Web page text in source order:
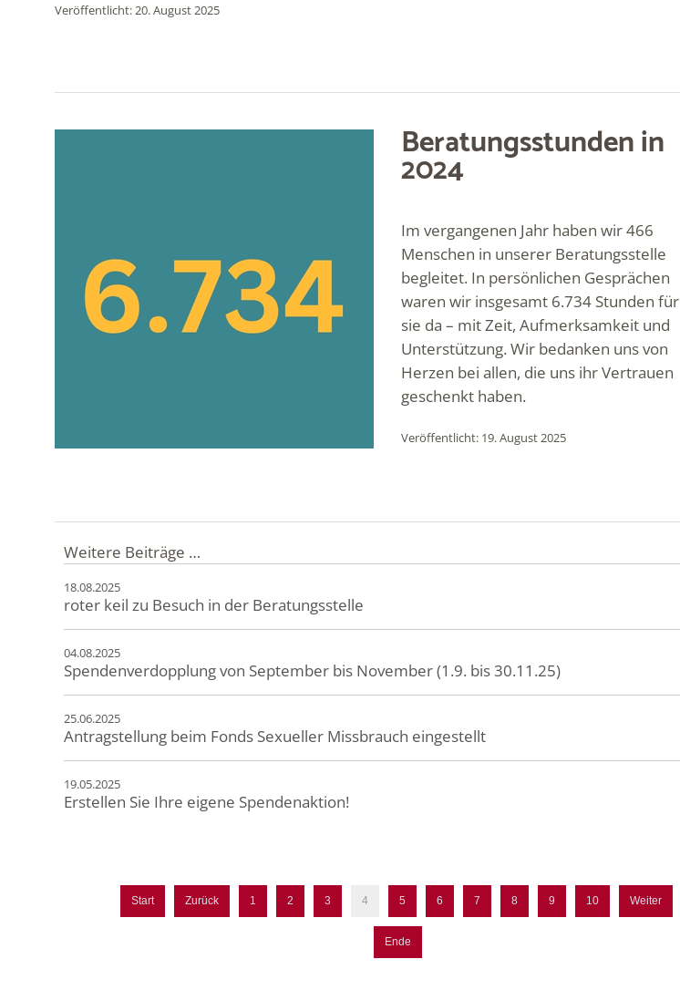
Veröffentlicht: 20. August 2025
Beratungsstunden in
2024
Im vergangenen Jahr haben wir 466
Menschen in unserer Beratungsstelle
begleitet. In persönlichen Gesprächen
waren wir insgesamt 6.734 Stunden für
sie da – mit Zeit, Aufmerksamkeit und
Unterstützung. Wir bedanken uns von
Herzen bei allen, die uns ihr Vertrauen
geschenkt haben.
Veröffentlicht: 19. August 2025
Weitere Beiträge …
18.08.2025
roter keil zu Besuch in der Beratungsstelle
04.08.2025
Spendenverdopplung von September bis November (1.9. bis 30.11.25)
25.06.2025
Antragstellung beim Fonds Sexueller Missbrauch eingestellt
19.05.2025
Erstellen Sie Ihre eigene Spendenaktion!
Start Zurück 1 2 3 4 5 6 7 8 9 10 Weiter
Ende